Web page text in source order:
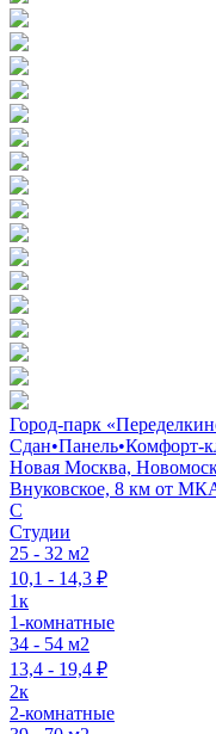
Город-парк
Сдан•Панель•Комфорт-
Новая Москва,
Внуковское, 8 км от
C
Студии
25 - 32 м2
10,1 - 14,3 ₽
1к
1-комнатные
34 - 54 м2
13,4 - 19,4 ₽
2к
2-комнатные